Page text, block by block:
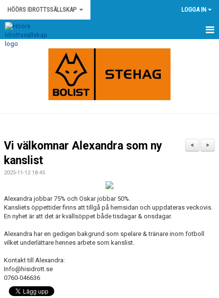
HÖÖRS IDROTTSSÄLLSKAP LOGGA IN
HEM
KLUBBSHOP
KALENDER
MATCHER
OM KLUBBEN
DOKUMENT
SPONSRING
IDROTTSFÖRSÄKRING
>
<
Vi välkomnar Alexandra som ny
kanslist
2025-11-12 18:45
Alexandra jobbar 75% och Oskar jobbar 50%.
Kansliets öppettider finns att tillgå på hemsidan och uppdateras veckovis.
En nyhet är att det är kvällsöppet både tisdagar & onsdagar.
Alexandra har en gedigen bakgrund som spelare & tränare inom fotboll
vilket underlättare hennes arbete som kanslist.
Kontakt till Alexandra:
Info@hisidrott.se
0760-046636